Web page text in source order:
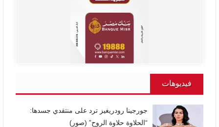
فيديوهات
جورجينا رودريغيز ترد على منتقدي جسدها:
“الحلاوة حلاوة الروح” (صور)